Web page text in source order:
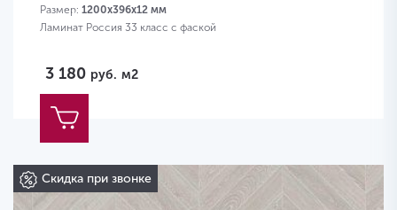
Размер: 1200х396х12 мм
Ламинат Россия 33 класс с фаской
3 180 руб. м2
Скидка при звонке